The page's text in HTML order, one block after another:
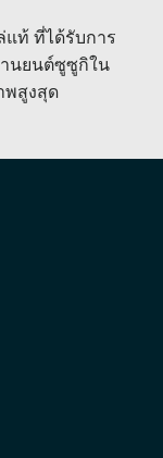
ท้ ที่ได้รับการ
นยนต์ซูซูกิใน
พสูงสุด